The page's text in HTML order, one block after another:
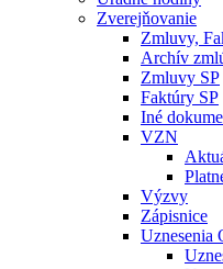
Zverejňovanie
Zmluvy,
Archív
Zmluvy SP
Faktúry SP
Iné
VZN
Výzvy
Zápisnice
Uznesenia